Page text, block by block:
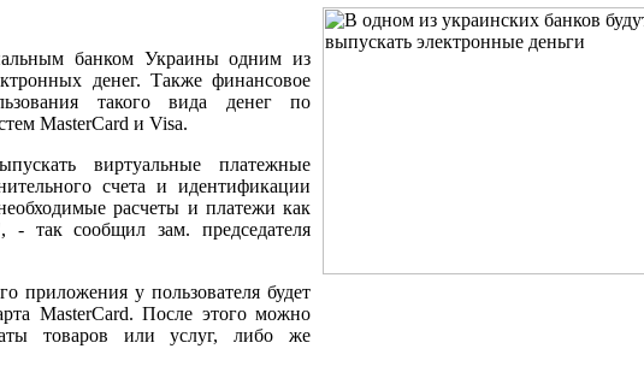
банком Украины одним из
денег. Также финансовое
такого вида денег по
MasterCard и Visa.
виртуальные платежные
счета и идентификации
расчеты и платежи как
так сообщил зам. председателя
приложения у пользователя будет
MasterCard. После этого можно
товаров или услуг, либо же